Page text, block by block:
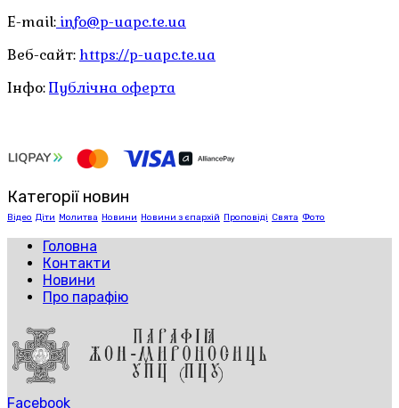
E-mail: info@p-uapc.te.ua
Веб-сайт: https://p-uapc.te.ua
Інфо:Публічна оферта
Категорії новин
Відео Діти Молитва Новини Новини з єпархій Проповіді Свята Фото
Головна
Контакти
Новини
Про парафію
Facebook